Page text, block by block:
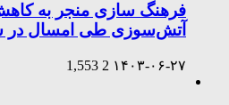
آتش‌سوزی طی امسال در
۱۴۰۳-۰۶-۲۷ 2
1,553